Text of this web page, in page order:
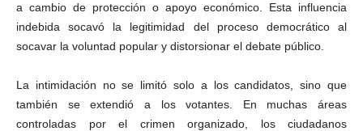
a cambio de protección o apoyo económico. Esta influencia
indebida socavó la legitimidad del proceso democrático al
socavar la voluntad popular y distorsionar el debate público.
La intimidación no se limitó solo a los candidatos, sino que
también se extendió a los votantes. En muchas áreas
controladas por el crimen organizado, los ciudadanos